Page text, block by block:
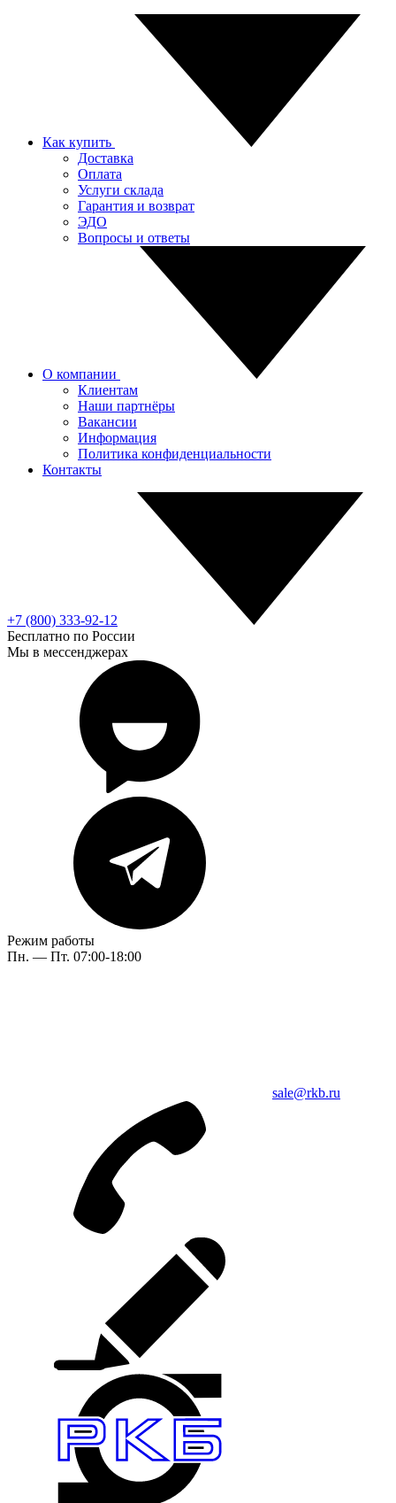
Как купить
Доставка
Оплата
Услуги склада
Гарантия и возврат
ЭДО
Вопросы и ответы
О компании
Клиентам
Наши партнёры
Вакансии
Информация
Политика конфиденциальности
Контакты
+7 (800) 333-92-12
Бесплатно по России
Мы в мессенджерах
Режим работы
Пн. — Пт. 07:00-18:00
sale@rkb.ru